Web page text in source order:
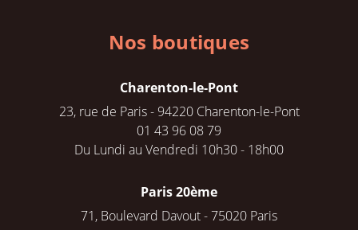
Nos boutiques
Charenton-le-Pont
23, rue de Paris - 94220 Charenton-le-Pont
01 43 96 08 79
Du Lundi au Vendredi 10h30 - 18h00
Paris 20ème
71, Boulevard Davout - 75020 Paris